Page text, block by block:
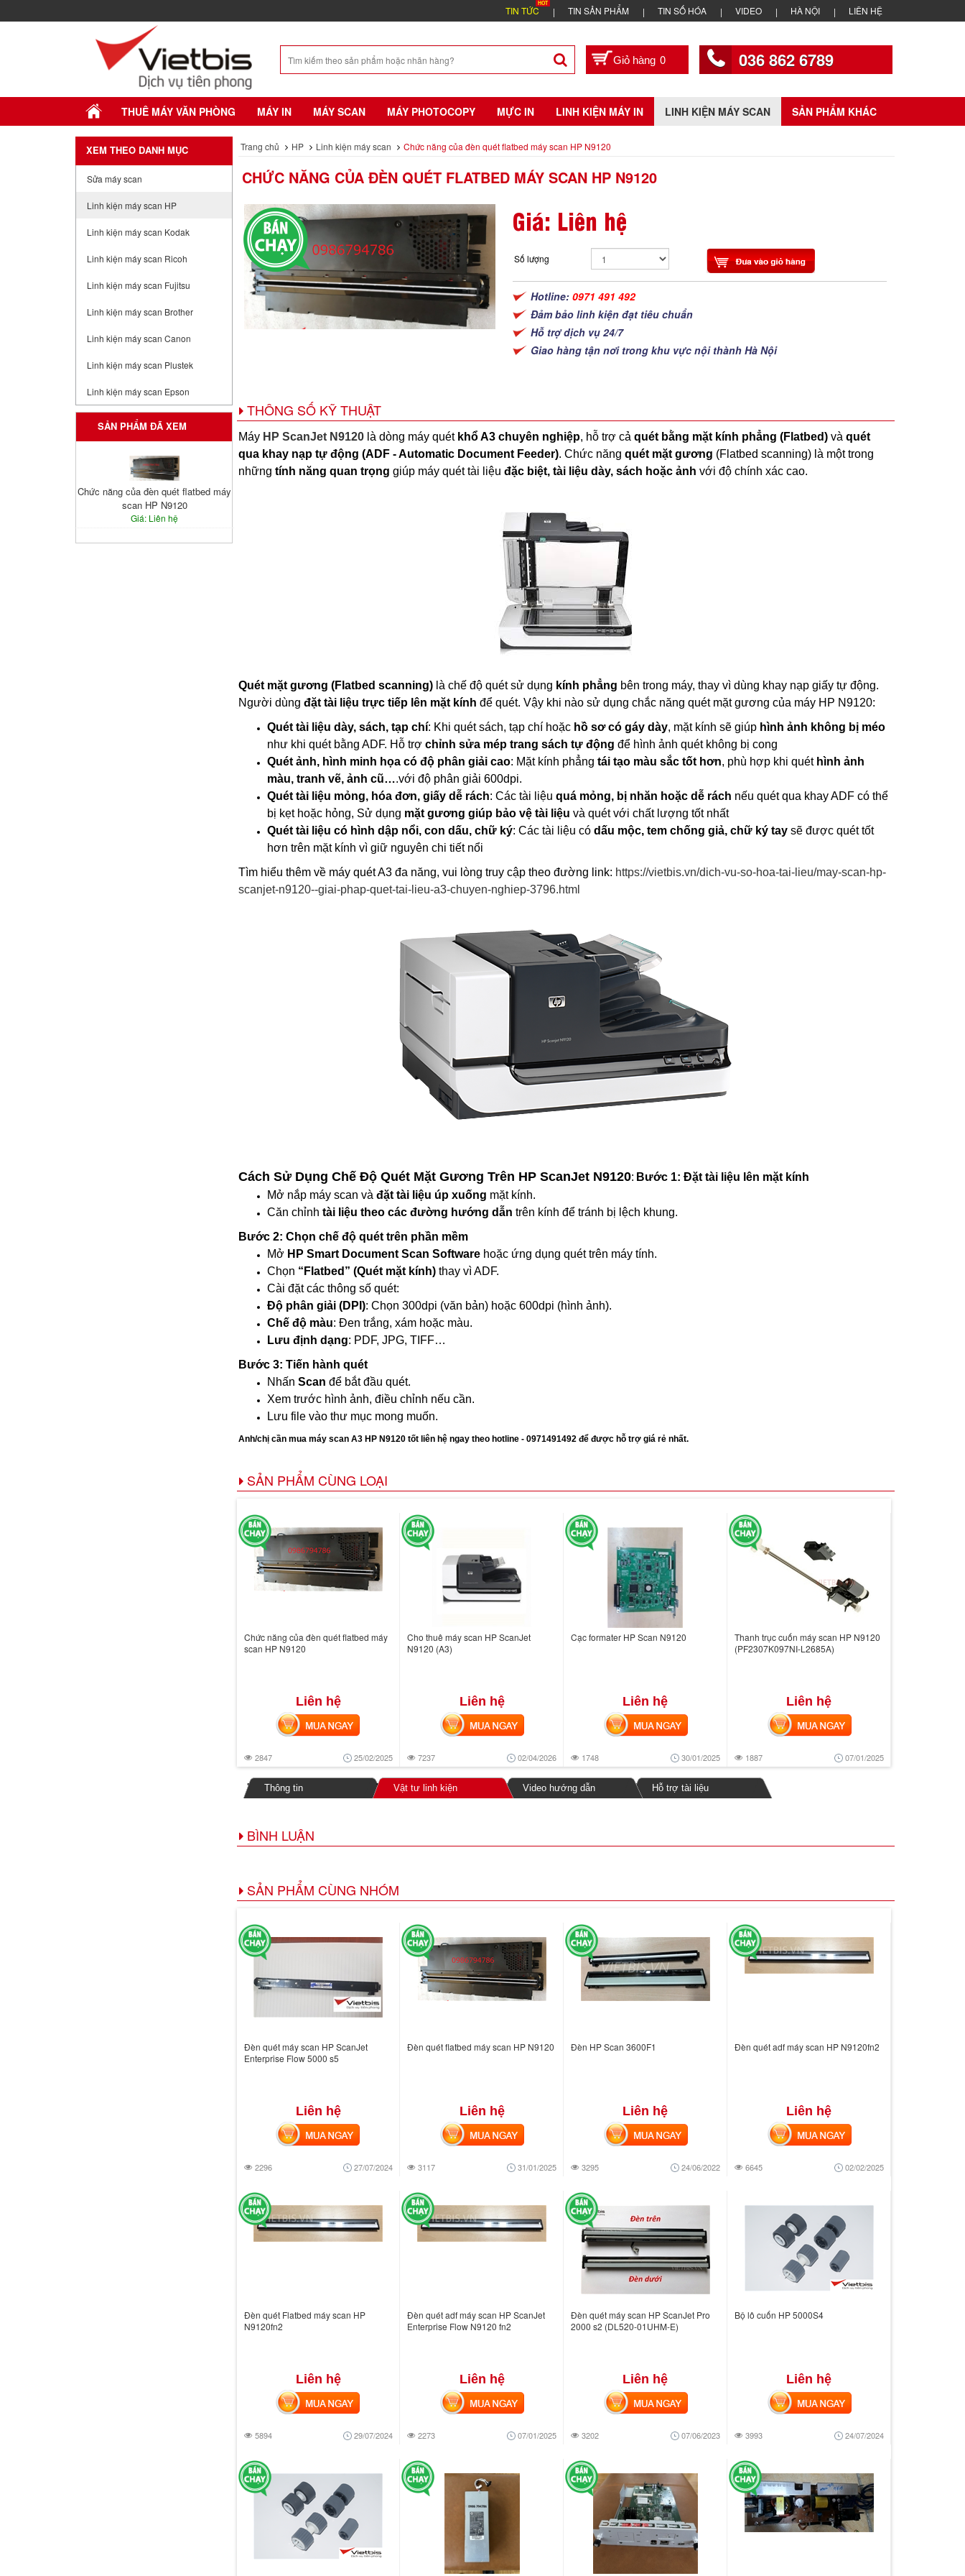
TIN TỨC TIN SẢN PHẨM TIN SỐ HÓA VIDEO HÀ NỘI LIÊN HỆ
0 036 862 6789
THUÊ MÁY VĂN PHÒNG MÁY IN MÁY SCAN MÁY PHOTOCOPY MỰC IN LINH KIỆN MÁY IN LINH KIỆN MÁY SCAN SẢN PHẨM KHÁC
XEM THEO DANH MỤC
Sửa máy scan
Linh kiện máy scan HP
Linh kiện máy scan Kodak
Linh kiện máy scan Ricoh
Linh kiện máy scan Fujitsu
Linh kiện máy scan Brother
Linh kiện máy scan Canon
Linh kiện máy scan Plustek
Linh kiện máy scan Epson
SẢN PHẨM ĐÃ XEM
Chức năng của đèn quét flatbed máy
scan HP N9120
Giá: Liên hệ
Trang chủ HP Linh kiện máy scan Chức năng của đèn quét flatbed máy scan HP N9120
CHỨC NĂNG CỦA ĐÈN QUÉT FLATBED MÁY SCAN HP N9120
Giá: Liên hệ
Số lượng
Hotline:0971 491 492
Đảm bảo linh kiện đạt tiêu chuẩn
Hỗ trợ dịch vụ 24/7
Giao hàng tận nơi trong khu vực nội thành Hà Nội
THÔNG SỐ KỸ THUẬT
Máy HP ScanJet N9120là dòng máy quét khổ A3 chuyên nghiệp, hỗ trợ cả quét bằng mặt kính phẳng (Flatbed)và quét
qua khay nạp tự động (ADF - Automatic Document Feeder). Chức năng quét mặt gương (Flatbed scanning) là một trong
những tính năng quan trọng giúp máy quét tài liệu đặc biệt, tài liệu dày, sách hoặc ảnh với độ chính xác cao.
Quét mặt gương (Flatbed scanning)là chế độ quét sử dụng kính phẳng bên trong máy, thay vì dùng khay nạp giấy tự động.
Người dùng đặt tài liệu trực tiếp lên mặt kính để quét. Vậy khi nào sử dụng chắc năng quét mặt gương của máy HP N9120:
Quét tài liệu dày, sách, tạp chí: Khi quét sách, tạp chí hoặc hồ sơ có gáy dày, mặt kính sẽ giúp hình ảnh không bị méo
như khi quét bằng ADF. Hỗ trợ chỉnh sửa mép trang sách tự động để hình ảnh quét không bị cong
Quét ảnh, hình minh họa có độ phân giải cao: Mặt kính phẳng tái tạo màu sắc tốt hơn, phù hợp khi quét hình ảnh
màu, tranh vẽ, ảnh cũ….với độ phân giải 600dpi.
Quét tài liệu mỏng, hóa đơn, giấy dễ rách: Các tài liệu quá mỏng, bị nhăn hoặc dễ rách nếu quét qua khay ADF có thể
bị kẹt hoặc hỏng, Sử dụng mặt gương giúp bảo vệ tài liệu và quét với chất lượng tốt nhất
Quét tài liệu có hình dập nổi, con dấu, chữ ký: Các tài liệu có dấu mộc, tem chống giả, chữ ký taysẽ được quét tốt
hơn trên mặt kính vì giữ nguyên chi tiết nổi
Tìm hiểu thêm về máy quét A3 đa năng, vui lòng truy cập theo đường link: https://vietbis.vn/dich-vu-so-hoa-tai-lieu/may-scan-hp-
scanjet-n9120--giai-phap-quet-tai-lieu-a3-chuyen-nghiep-3796.html
Cách Sử Dụng Chế Độ Quét Mặt Gương Trên HP ScanJet N9120: Bước 1: Đặt tài liệu lên mặt kính
Mở nắp máy scan và đặt tài liệu úp xuống mặt kính.
Căn chỉnh tài liệu theo các đường hướng dẫn trên kính để tránh bị lệch khung.
Bước 2: Chọn chế độ quét trên phần mềm
Mở HP Smart Document Scan Softwarehoặc ứng dụng quét trên máy tính.
Chọn “Flatbed” (Quét mặt kính)thay vì ADF.
Cài đặt các thông số quét:
Độ phân giải (DPI): Chọn 300dpi (văn bản) hoặc 600dpi (hình ảnh).
Chế độ màu: Đen trắng, xám hoặc màu.
Lưu định dạng: PDF, JPG, TIFF…
Bước 3: Tiến hành quét
Nhấn Scan để bắt đầu quét.
Xem trước hình ảnh, điều chỉnh nếu cần.
Lưu file vào thư mục mong muốn.
Anh/chị cần mua máy scan A3 HP N9120 tốt liên hệ ngay theo hotline - 0971491492 để được hỗ trợ giá rẻ nhất.
SẢN PHẨM CÙNG LOẠI
Chức năng của đèn quét flatbed máy
scan HP N9120
Liên hệ
2847 25/02/2025
MUA NGAY
Cho thuê máy scan HP ScanJet
N9120 (A3)
Liên hệ
7237 02/04/2026
MUA NGAY
Cạc formater HP Scan N9120
Liên hệ
1748 30/01/2025
MUA NGAY
Thanh trục cuốn máy scan HP N9120
(PF2307K097NI-L2685A)
Liên hệ
1887 07/01/2025
MUA NGAY
Thông tin Vật tư linh kiện Video hướng dẫn Hỗ trợ tài liệu
BÌNH LUẬN
SẢN PHẨM CÙNG NHÓM
Đèn quét máy scan HP ScanJet
Enterprise Flow 5000 s5
Liên hệ
2296 27/07/2024
MUA NGAY
Đèn quét flatbed máy scan HP N9120
Liên hệ
3117 31/01/2025
MUA NGAY
Đèn HP Scan 3600F1
Liên hệ
3295 24/06/2022
MUA NGAY
Đèn quét adf máy scan HP N9120fn2
Liên hệ
6645 02/02/2025
MUA NGAY
Đèn quét Flatbed máy scan HP
N9120fn2
Liên hệ
5894 29/07/2024
MUA NGAY
Đèn quét adf máy scan HP ScanJet
Enterprise Flow N9120 fn2
Liên hệ
2273 07/01/2025
MUA NGAY
Đèn quét máy scan HP ScanJet Pro
2000 s2 (DL520-01UHM-E)
Liên hệ
3202 07/06/2023
MUA NGAY
Bộ lô cuốn HP 5000S4
Liên hệ
3993 24/07/2024
MUA NGAY